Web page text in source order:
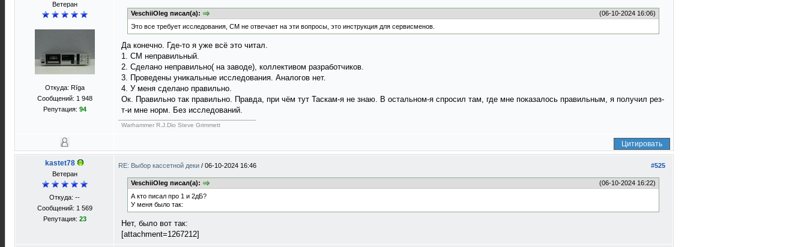
Ветеран
Откуда: Rīga
Сообщений: 1 948
Репутация: 94
(06-10-2024 16:06)
VeschiiOleg писал(а):
Это все требует исследования, СМ не отвечает на эти вопросы, это инструкция для сервисменов.
Да конечно. Где-то я уже всё это читал.
1. СМ неправильный.
2. Сделано неправильно( на заводе), коллективом разработчиков.
3. Проведены уникальные исследования. Аналогов нет.
4. У меня сделано правильно.
Ок. Правильно так правильно. Правда, при чём тут Таскам-я не знаю. В остальном-я спросил там, где мне показалось правильным, я получил рез-
т-и мне норм. Без исследований.
Warhammer R.J.Dio Steve Grimmett
Цитировать
kastet78
Ветеран
Откуда: --
Сообщений: 1 569
Репутация: 23
#525
RE: Выбор кассетной деки / 06-10-2024 16:46
(06-10-2024 16:22)
VeschiiOleg писал(а):
А кто писал про 1 и 2дБ?
У меня было так:
Нет, было вот так:
[attachment=1267212]